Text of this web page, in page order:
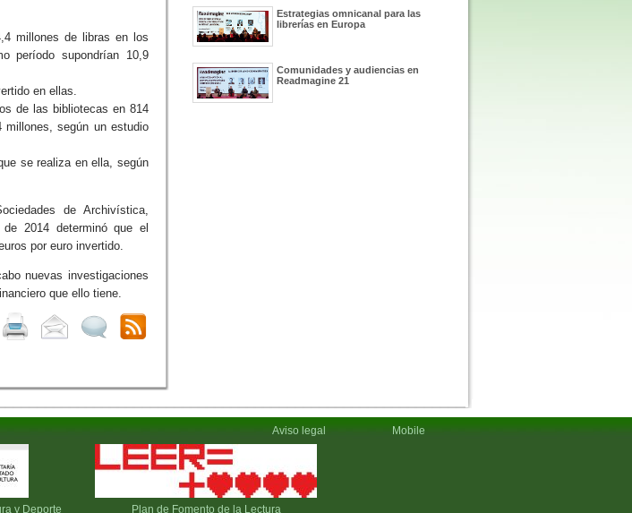
millones de libras en los
período supondrían 10,9
en ellas.
de las bibliotecas en 814
según un estudio
se realiza en ella, según
de Archivística,
2014 determinó que el
por euro invertido.
nuevas investigaciones
que ello tiene.
Estrategias omnicanal para las
librerías en Europa
Comunidades y audiencias en
Readmagine 21
Aviso legal Mobile
y Deporte Plan de Fomento de la Lectura